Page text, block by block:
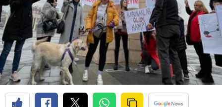
Bolu
Burdur
Bursa
Çanakkale
Çankırı